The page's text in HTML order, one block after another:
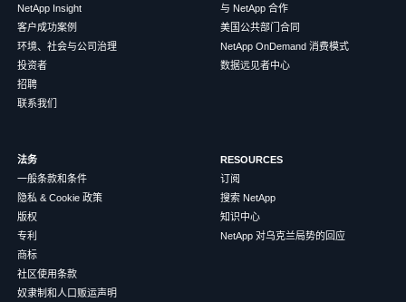
NetApp Insight
客户成功案例
环境、社会与公司治理
投资者
招聘
联系我们
与 NetApp 合作
美国公共部门合同
NetApp OnDemand 消费模式
数据远见者中心
法务
一般条款和条件
隐私 & Cookie 政策
版权
专利
商标
社区使用条款
奴隶制和人口贩运声明
RESOURCES
订阅
搜索 NetApp
知识中心
NetApp 对乌克兰局势的回应